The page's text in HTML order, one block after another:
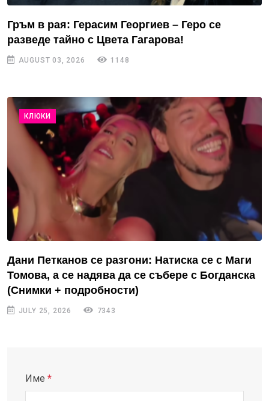
Гръм в рая: Герасим Георгиев – Геро се
разведе тайно с Цвета Гагарова!
AUGUST 03, 2026 1148
КЛЮКИ
Дани Петканов се разгони: Натиска се с Маги
Томова, а се надява да се събере с Богданска
(Снимки + подробности)
JULY 25, 2026 7343
Име *